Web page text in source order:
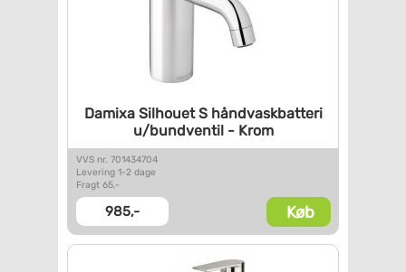
Damixa Silhouet Shåndvaskbatteri
u/bundventil -Krom
VVS nr. 701434704
Levering 1-2 dage
Fragt 65,-
985,- Køb